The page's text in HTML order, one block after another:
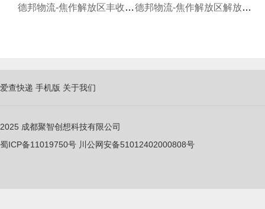
德邦物流-焦作解放区丰收西路
德邦物流-焦作解放区解放西路
爱查快递 手机版 关于我们
2025 成都聚智创想科技有限公司
蜀ICP备11019750号 川公网安备51012402000808号